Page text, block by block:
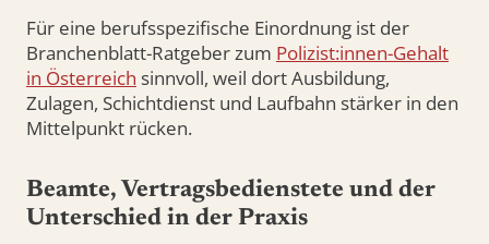
Für eine berufsspezifische Einordnung ist der
Branchenblatt-Ratgeber zum Polizist:innen-Gehalt
in Österreich sinnvoll, weil dort Ausbildung,
Zulagen, Schichtdienst und Laufbahn stärker in den
Mittelpunkt rücken.
Beamte, Vertragsbedienstete und der
Unterschied in der Praxis